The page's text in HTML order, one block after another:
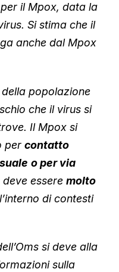
il Mpox, data la
Si stima che il
anche dal Mpox
popolazione
che il virus si
Il Mpox si
per contatto
o per via
essere molto
di contesti
si deve alla
sulla